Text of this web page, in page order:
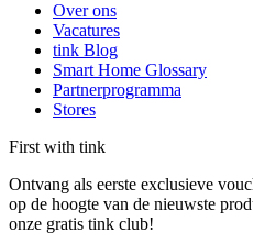
Over ons
Vacatures
tink Blog
Smart Home Glossary
Partnerprogramma
Stores
First with tink
Ontvang als eerste exclusieve
op de hoogte van de nieuwste
onze gratis tink club!